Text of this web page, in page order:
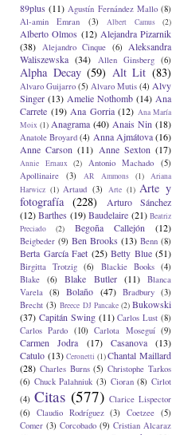
89plus (11) Agustín Fernández Mallo (8)
Al-amin Emran
(3) Albert Camus (2)
Alberto Olmos (12) Alejandra Pizarnik
(38)
Alejandro Cinque (6)
Aleksandra
Waliszewska (34) Allen Ginsberg (6)
Alpha Decay (59) Alt Lit (83)
Alvaro Guijarro (5) Alvaro Mutis (4) Alvy
Singer (13) Amelie Nothomb (14) Ana
Carrete (19) Ana Gorria (12) Ana María
Moix (1) Anagrama (40) Anais Nin (18)
Anatole Broyard (4) Anna Ajmátova (16)
Anne Carson (11) Anne Sexton (17)
Annie Ernaux (2) Antonio Machado
(5)
Apollinaire
(3) AR Ammons (1)
Ariana
Harwicz (1) Artaud (3) Arte (1) Arte y
fotografía (228)
Arturo Sánchez
(12) Barthes (19) Baudelaire (21) Beatriz
Preciado
(2) Begoña Callejón (12)
Beigbeder (9) Ben Brooks (13) Benn (8)
Berta García Faet (25) Betty Blue (51)
Birgitta Trotzig (6) Blackie Books (4)
Blake
(6) Blake Butler (11)
Blanca
Varela
(8) Bolaño (47) Bradbury (3)
Brecht (3) Breece DJ Pancake (2) Bukowski
(37) Capitán Swing (11) Carlos Lust (8)
Carlos Pardo (10) Carlota Moseguí (9)
Carmen Jodra (17) Casanova
(13)
Catulo (13) Ceronetti (1) Chantal Maillard
(28) Charles Burns (5) Christophe Tarkos
(6) Chuck Palahniuk (3) Cioran (8) Cirlot
(4) Citas (577) Clarice Lispector
(6)
Claudio Rodríguez (3) Coetzee (5)
Comer (3) Corcobado (9) Cristian Alcaraz